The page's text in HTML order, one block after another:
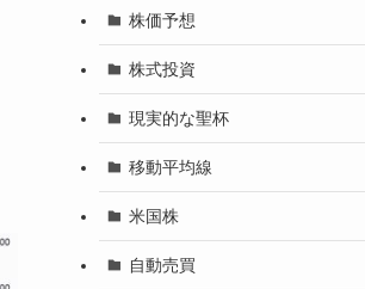
株価予想
株式投資
現実的な聖杯
移動平均線
米国株
自動売買